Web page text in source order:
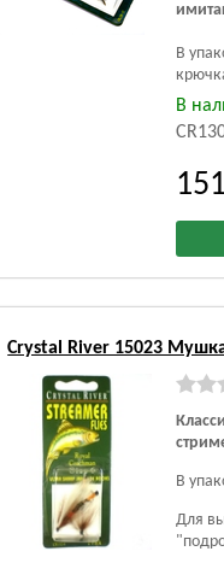
В
В
151
Crystal River 15023
В
Для